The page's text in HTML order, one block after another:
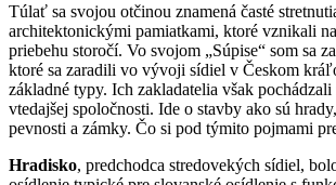
Túlať sa svojou otčinou znamená časté
architektonickými pamiatkami, ktoré vznikali
priebehu storočí. Vo svojom „Súpise“ som sa
ktoré sa zaradili vo vývoji sídiel v Českom
základné typy. Ich zakladatelia však
vtedajšej spoločnosti. Ide o stavby ako sú
pevnosti a zámky. Čo si pod týmito pojmami
Hradisko, predchodca stredovekých sídiel,